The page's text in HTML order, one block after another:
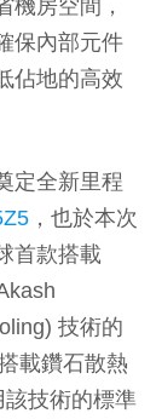
機房空間，
保內部元件
佔地的高效
定全新里程
，也於本次
首款搭載
技術的
載鑽石散熱
技術的標準